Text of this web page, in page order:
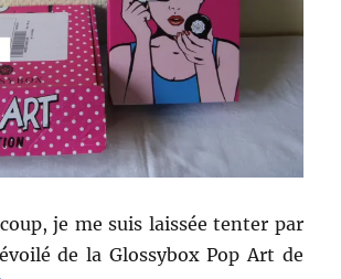
je me suis laissée tenter par
de la Glossybox Pop Art de